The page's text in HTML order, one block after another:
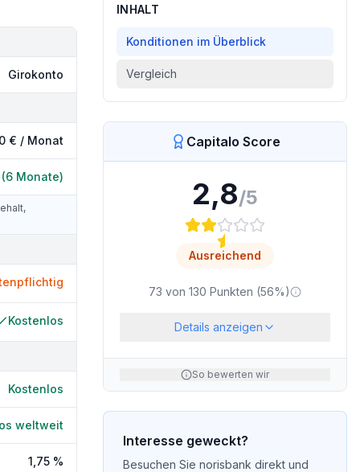
Girokonto
€ / Monat
Monate)
Kostenlos
Kostenlos
weltweit
1,75 %
INHALT
Konditionen im Überblick
Vergleich
Capitalo Score
2,8/5
Ausreichend
73 von 130 Punkten (56%)
Details anzeigen
So bewerten wir
Interesse geweckt?
Besuchen Sie norisbank direkt und